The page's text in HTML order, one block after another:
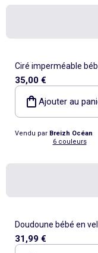
Ciré imperméable
'Breizh Ocean' avec
Capuche, Poncho
rayé
35,00 €
Ajouter au
Vendu par Breizh Océan
6 couleurs
Doudoune bébé en
côtelé doublée sherpa
31,99 €